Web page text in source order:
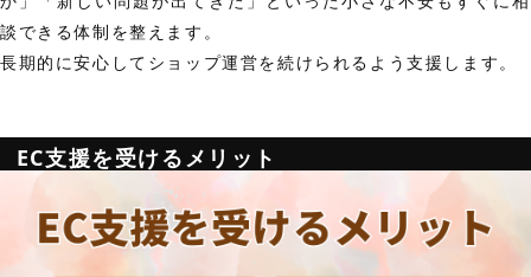
談できる体制を整えます。
長期的に安心してショップ運営を続けられるよう支援します。
EC支援を受けるメリット